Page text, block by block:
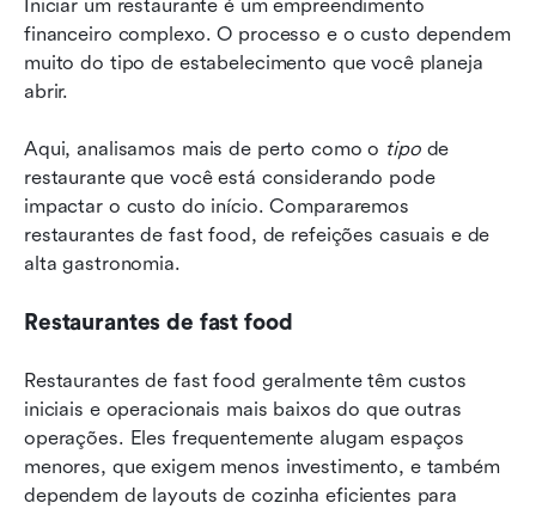
Iniciar um restaurante é um empreendimento
financeiro complexo. O processo e o custo dependem
muito do tipo de estabelecimento que você planeja
abrir.
Aqui, analisamos mais de perto como o tipo de
restaurante que você está considerando pode
impactar o custo do início. Compararemos
restaurantes de fast food, de refeições casuais e de
alta gastronomia.
Restaurantes de fast food
Restaurantes de fast food geralmente têm custos
iniciais e operacionais mais baixos do que outras
operações. Eles frequentemente alugam espaços
menores, que exigem menos investimento, e também
dependem de layouts de cozinha eficientes para